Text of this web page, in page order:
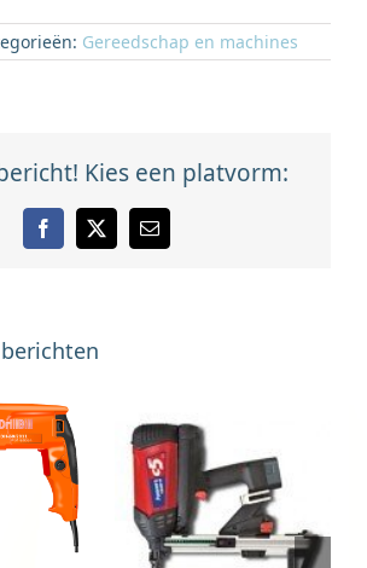
Gereedschap en machines
Kies een platvorm:
Facebook
X
E-
mail